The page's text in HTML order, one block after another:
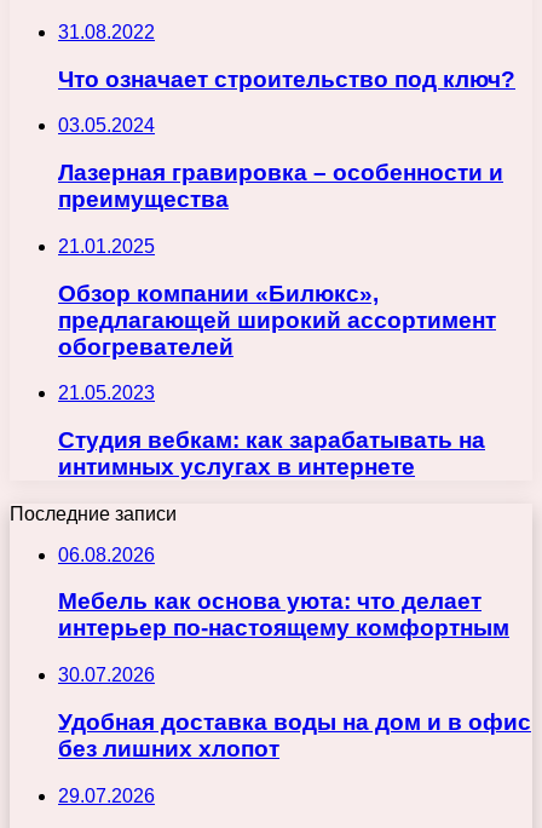
31.08.2022
Что означает строительство под ключ?
03.05.2024
Лазерная гравировка – особенности и
преимущества
21.01.2025
Обзор компании «Билюкс»,
предлагающей широкий ассортимент
обогревателей
21.05.2023
Студия вебкам: как зарабатывать на
интимных услугах в интернете
Последние записи
06.08.2026
Мебель как основа уюта: что делает
интерьер по-настоящему комфортным
30.07.2026
Удобная доставка воды на дом и в офис
без лишних хлопот
29.07.2026